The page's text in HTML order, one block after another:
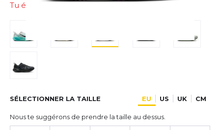
Tu économises 44,37 €
SÉLECTIONNER LA TAILLE EU US UK CM
Nous te suggérons de prendre la taille au dessus.